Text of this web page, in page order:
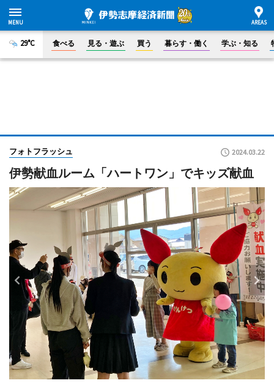
29°C 食べる 見る・遊ぶ 買う 暮らす・働く 学ぶ・知る
フォトフラッシュ 2024.03.22
伊勢献血ルーム「ハートワン」でキッズ献血